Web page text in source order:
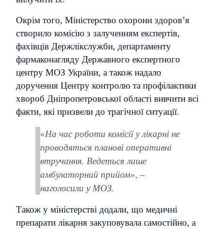
Окрім того, Міністерство охорони здоров’я
створило комісію з залученням експертів,
фахівців Держлікслужби, департаменту
фармаконагляду Державного експертного
центру МОЗ України, а також надало
доручення Центру контролю та профілактики
хвороб Дніпропетровської області вивчити всі
факти, які призвели до трагічної ситуації.
«На час роботи комісії у лікарні не
проводяться планові оперативні
втручання. Ведеться лише
амбулаторний прийом», –
наголосили у МОЗ.
Також у міністерстві додали, що медичні
препарати лікарня закуповувала самостійно, а